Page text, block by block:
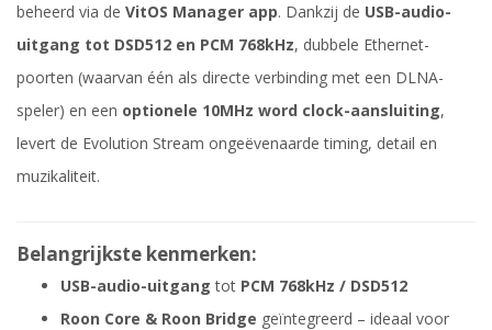
beheerd via de VitOS Manager app. Dankzij de USB-audio-
uitgang tot DSD512 en PCM 768kHz, dubbele Ethernet-
poorten (waarvan één als directe verbinding met een DLNA-
speler) en een optionele 10MHz word clock-aansluiting,
levert de Evolution Stream ongeëvenaarde timing, detail en
muzikaliteit.
Belangrijkste kenmerken:
USB-audio-uitgang tot PCM 768kHz / DSD512
Roon Core & Roon Bridge geïntegreerd – ideaal voor